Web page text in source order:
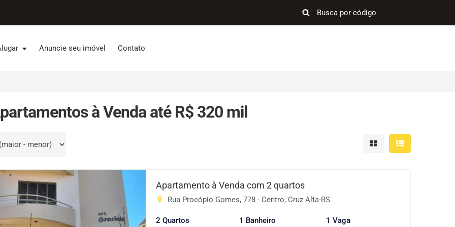
Anuncie seu imóvel Contato
à Venda até R$ 320 mil
Mostrar resultados em
Mostrar
Apartamento à Venda com 2 quartos
Rua Procópio Gomes, 778 - Centro, Cruz Alta-RS
2 Quartos 1 Banheiro 1 Vaga